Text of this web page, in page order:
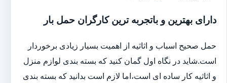
دارای بهترین و باتجربه ترین کارگران حمل بار
حمل صحیح اسباب و اثاثیه از اهمیت بسیار زیادی برخوردار
است.شاید در نگاه اول گمان کنید که بسته بندی لوازم منزل
و اثاثیه کار ساده ای است،اما لازم است بدانید که بسته بندی